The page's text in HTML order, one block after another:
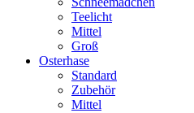
Teelicht
Mittel
Groß
Osterhase
Standard
Zubehör
Mittel